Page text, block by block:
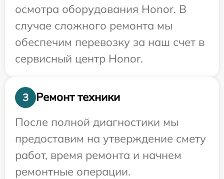
осмотра оборудования Honor. В
случае сложного ремонта мы
обеспечим перевозку за наш счет в
сервисный центр Honor.
3
Ремонт техники
После полной диагностики мы
предоставим на утверждение смету
работ, время ремонта и начнем
ремонтные операции.